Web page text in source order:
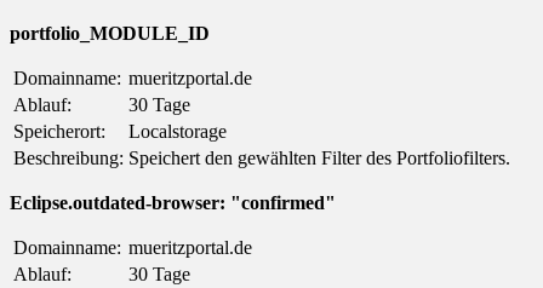
portfolio_MODULE_ID
Domainname: mueritzportal.de
Ablauf:
30 Tage
Speicherort:
Localstorage
Beschreibung: Speichert den gewählten Filter des Portfoliofilters.
Eclipse.outdated-browser: "confirmed"
Domainname: mueritzportal.de
Ablauf:
30 Tage